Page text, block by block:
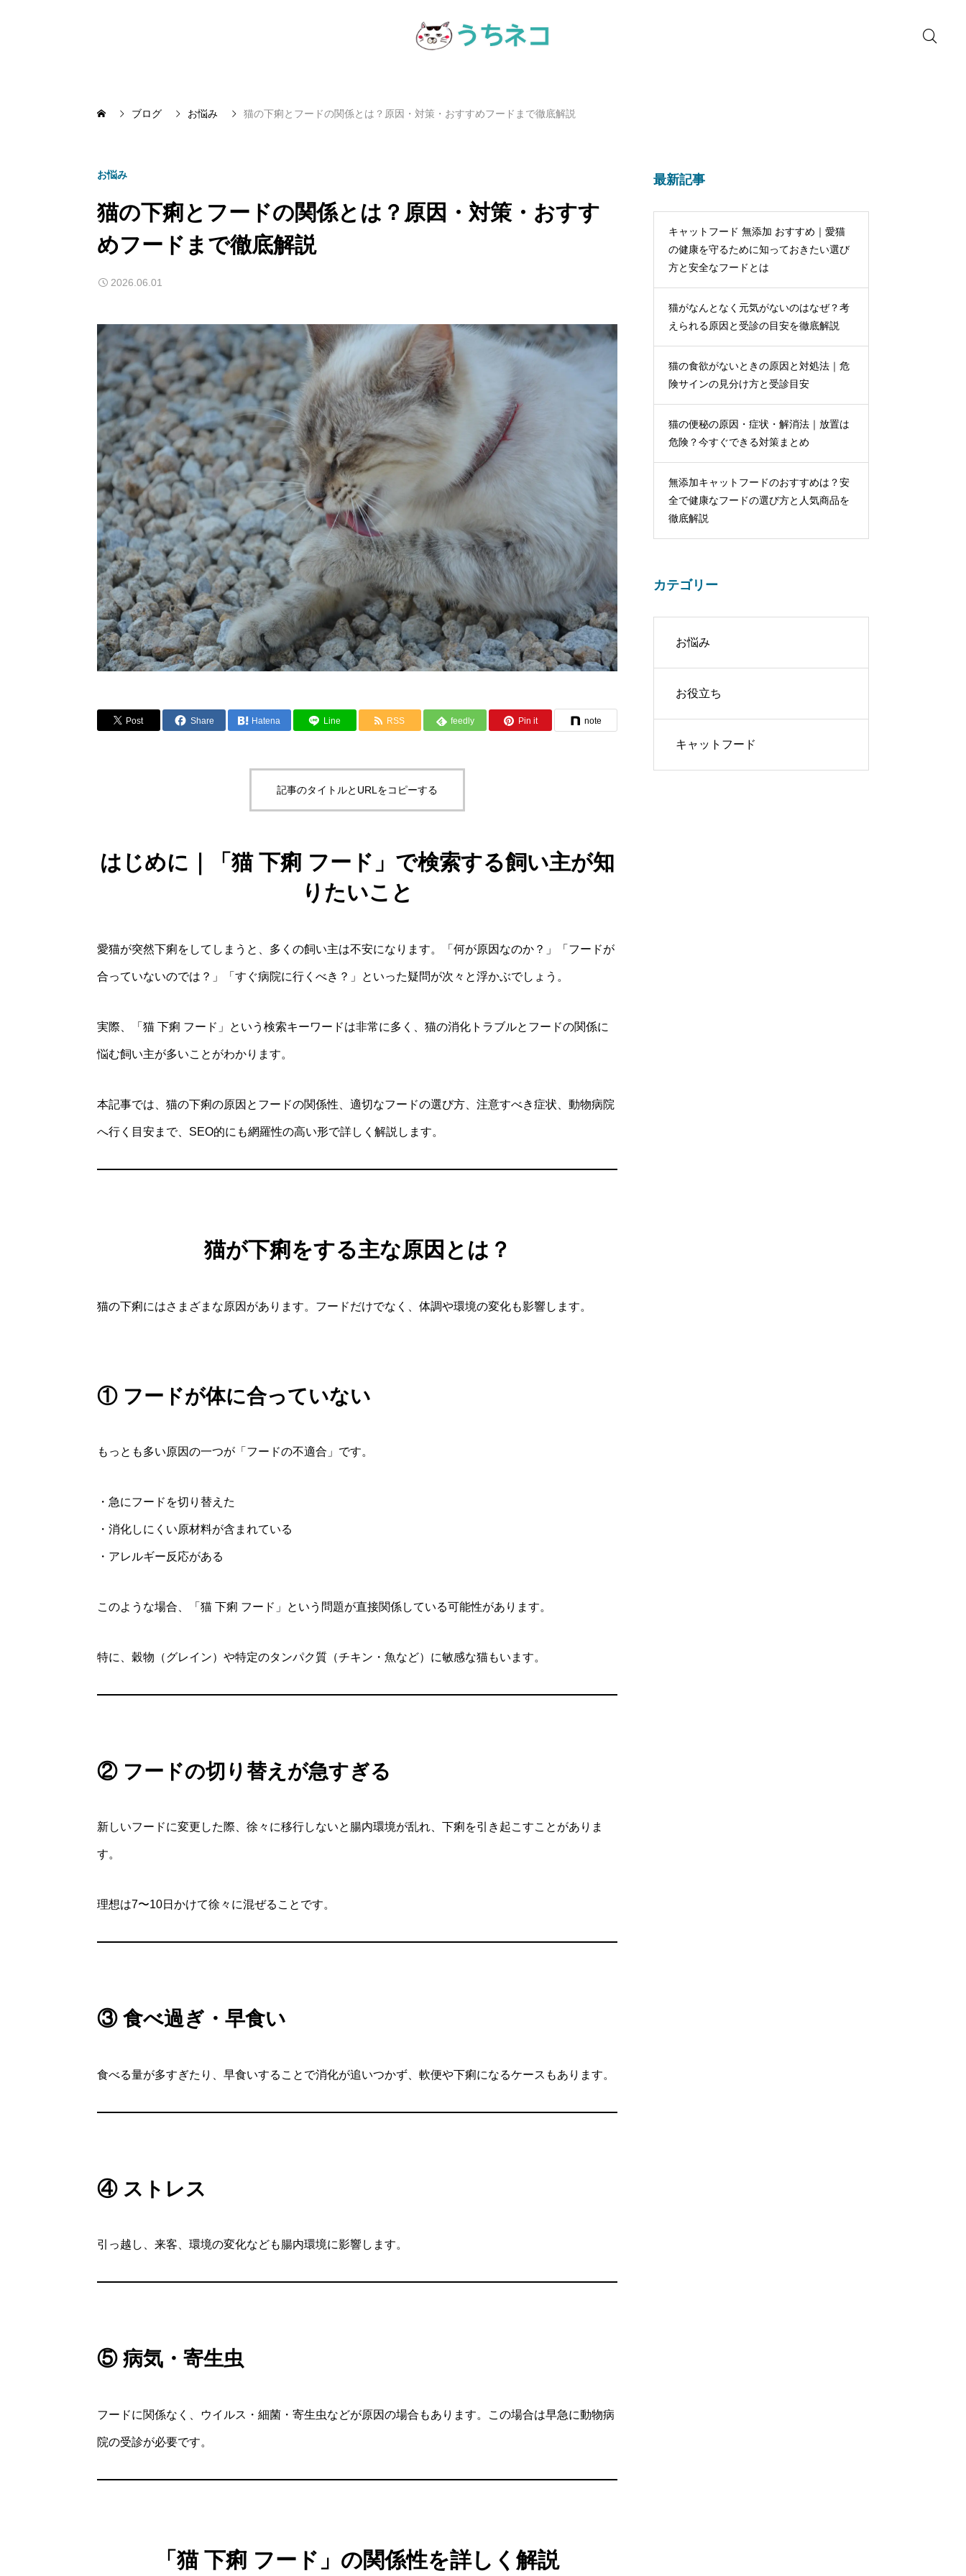
ブログ お悩み 猫の下痢とフードの関係とは？原因・対策・おすすめフードまで徹底解説
お悩み
猫の下痢とフードの関係とは？原因・対策・おすす
めフードまで徹底解説
2026.06.01
Post Share Hatena Line RSS feedly Pin it note
記事のタイトルとURLをコピーする
はじめに｜「猫 下痢 フード」で検索する飼い主が知
りたいこと
愛猫が突然下痢をしてしまうと、多くの飼い主は不安になります。「何が原因なのか？」「フードが
合っていないのでは？」「すぐ病院に行くべき？」といった疑問が次々と浮かぶでしょう。
実際、「猫 下痢 フード」という検索キーワードは非常に多く、猫の消化トラブルとフードの関係に
悩む飼い主が多いことがわかります。
本記事では、猫の下痢の原因とフードの関係性、適切なフードの選び方、注意すべき症状、動物病院
へ行く目安まで、SEO的にも網羅性の高い形で詳しく解説します。
猫が下痢をする主な原因とは？
猫の下痢にはさまざまな原因があります。フードだけでなく、体調や環境の変化も影響します。
① フードが体に合っていない
もっとも多い原因の一つが「フードの不適合」です。
・急にフードを切り替えた
・消化しにくい原材料が含まれている
・アレルギー反応がある
このような場合、「猫 下痢 フード」という問題が直接関係している可能性があります。
特に、穀物（グレイン）や特定のタンパク質（チキン・魚など）に敏感な猫もいます。
② フードの切り替えが急すぎる
新しいフードに変更した際、徐々に移行しないと腸内環境が乱れ、下痢を引き起こすことがありま
す。
理想は7〜10日かけて徐々に混ぜることです。
③ 食べ過ぎ・早食い
食べる量が多すぎたり、早食いすることで消化が追いつかず、軟便や下痢になるケースもあります。
④ ストレス
引っ越し、来客、環境の変化なども腸内環境に影響します。
⑤ 病気・寄生虫
フードに関係なく、ウイルス・細菌・寄生虫などが原因の場合もあります。この場合は早急に動物病
院の受診が必要です。
「猫 下痢 フード」の関係性を詳しく解説
最新記事
キャットフード 無添加 おすすめ｜愛猫
の健康を守るために知っておきたい選び
方と安全なフードとは
猫がなんとなく元気がないのはなぜ？考
えられる原因と受診の目安を徹底解説
猫の食欲がないときの原因と対処法｜危
険サインの見分け方と受診目安
猫の便秘の原因・症状・解消法｜放置は
危険？今すぐできる対策まとめ
無添加キャットフードのおすすめは？安
全で健康なフードの選び方と人気商品を
徹底解説
カテゴリー
お悩み
お役立ち
キャットフード